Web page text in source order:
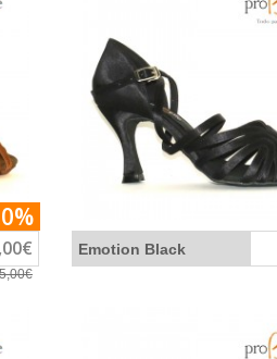
Emotion Black